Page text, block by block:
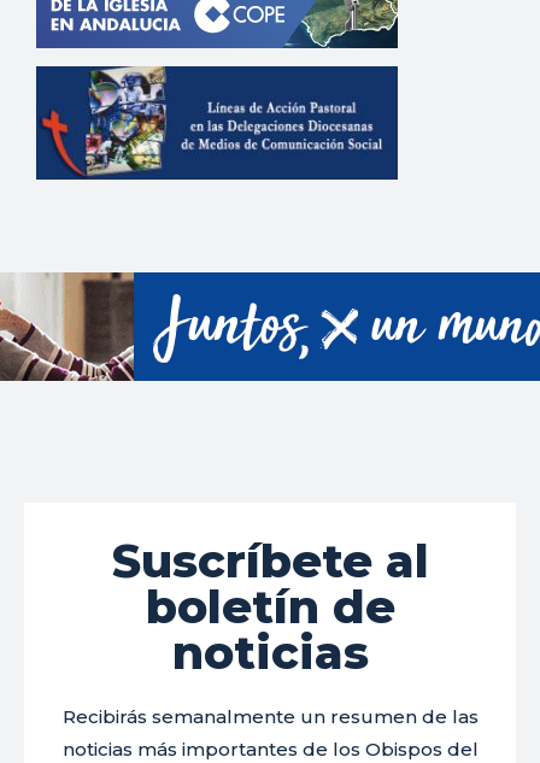
Suscríbete al
boletín de
noticias
Recibirás semanalmente un resumen de las
noticias más importantes de los Obispos del